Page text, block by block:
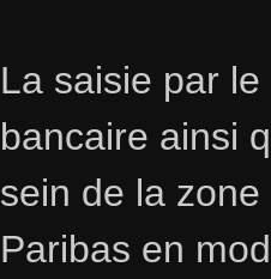
La saisie par
bancaire ainsi
sein de la
Paribas en